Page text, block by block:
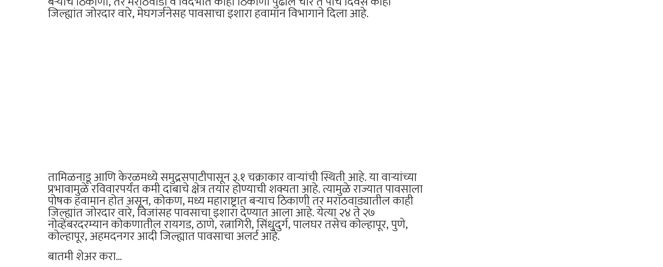
जिल्ह्यांत जोरदार वारे, मेघगर्जनेसह पावसाचा इशारा हवामान विभागाने दिला आहे.
तामिळनाडू आणि केरळमध्ये समुद्रसपाटीपासून ३.१ चक्राकार वाऱ्यांची स्थिती आहे. या वाऱ्यांच्या
प्रभावामुळे रविवारपर्यंत कमी दाबाचे क्षेत्र तयार होण्याची शक्यता आहे. त्यामुळे राज्यात पावसाला
पोषक हवामान होत असून, कोकण, मध्य महाराष्ट्रात बऱ्याच ठिकाणी तर मराठवाड्यातील काही
जिल्ह्यांत जोरदार वारे, विजांसह पावसाचा इशारा देण्यात आला आहे. येत्या २४ ते २७
नोव्हेंबरदरम्यान कोकणातील रायगड, ठाणे, रत्नागिरी, सिंधुदुर्ग, पालघर तसेच कोल्हापूर, पुणे,
कोल्हापूर, अहमदनगर आदी जिल्ह्यात पावसाचा अलर्ट आहे.
बातमी शेअर करा...